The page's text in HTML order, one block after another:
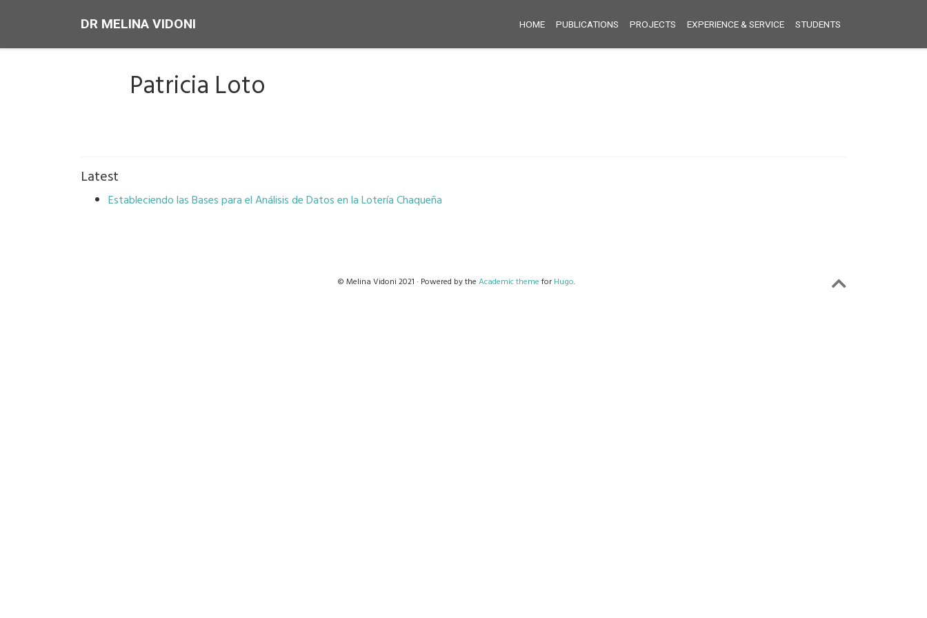
DR MELINA VIDONI HOME PUBLICATIONS PROJECTS EXPERIENCE & SERVICE STUDENTS
Patricia Loto
Latest
Estableciendo las Bases para el Análisis de Datos en la Lotería Chaqueña
© Melina Vidoni 2021 · Powered by the Academic theme for Hugo.